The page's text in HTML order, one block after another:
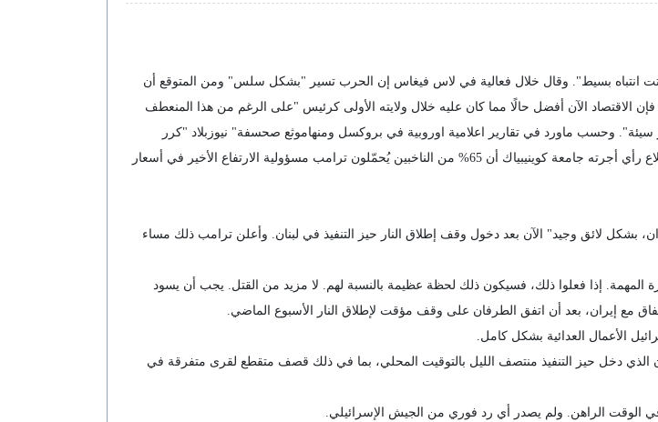
انتباه بسيط". وقال خلال فعالية في لاس فيغاس إن الحرب تسير "بشكل سلس" ومن المتوقع أن
الاقتصاد الآن أفضل حالًا مما كان عليه خلال ولايته الأولى كرئيس "على الرغم من هذا المنعطف
وحسب ماورد في تقارير اعلامية اوروبية في بروكسل ومنهاموثع صحسفة" نيوزبلاد "كرر
الرئيس أن الحرب ستنتهي "قريبًا"، مدعيًا أنها تسير "بشكل سلس" أيضًا. ويُظهر استطلاع رأي أجرته جامعة كوينيبياك أن 65% من الناخبين يُحمّلون ترامب مسؤولية الارتفاع الأخير في أسعار
بشكل لائق وجيد" الآن بعد دخول وقف إطلاق النار حيز التنفيذ في لبنان. وأعلن ترامب ذلك مساء
إذا فعلوا ذلك، فسيكون ذلك لحظة عظيمة بالنسبة لهم. لا مزيد من القتل. يجب أن يسود
مع إيران، بعد أن اتفق الطرفان على وقف مؤقت لإطلاق النار الأسبوع الماضي.
الأعمال العدائية بشكل كامل.
الذي دخل حيز التنفيذ منتصف الليل بالتوقيت المحلي، بما في ذلك قصف متقطع لقرى متفرقة في
الوقت الراهن. ولم يصدر أي رد فوري من الجيش الإسرائيلي.